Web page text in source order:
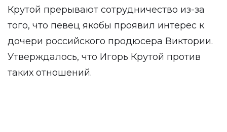
Крутой прерывают сотрудничество из-за
того, что певец якобы проявил интерес к
дочери российского продюсера Виктории.
Утверждалось, что Игорь Крутой против
таких отношений.